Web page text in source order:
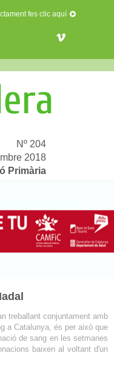
fes clic aquí
Nº 204
2018
Primària
treballant conjuntament amb
a Catalunya, és per això que
de sang en les setmanes
baixen al voltant d'un